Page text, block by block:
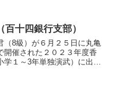
寛一（オ...
百十四銀行支部）
（8級）が６月２５日に丸亀
開催された２０２３年度香
学１～3年単独演武）に出場